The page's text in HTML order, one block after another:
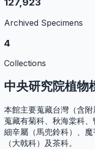
127,923
Archived Specimens
4
Collections
中央研究院植物
本館主要蒐藏台灣（含
蒐藏有菊科、秋海棠科、
細辛屬（馬兜鈴科）、
（大戟科）及茶科。